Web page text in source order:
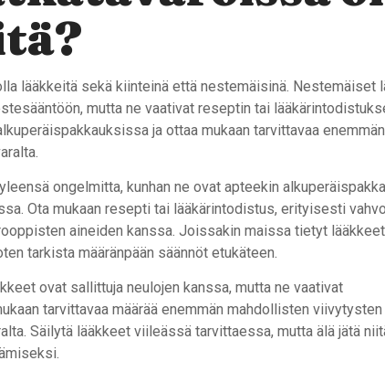
lääkkeitä sekä kiinteinä että nestemäisinä. Nestemäiset
mutta ne vaativat reseptin tai
ja ottaa mukaan tarvittavaa enemmän
ongelmitta, kunhan ne ovat apteekin
Ota mukaan resepti tai lääkärintodistus, erityisesti
aineiden kanssa. Joissakin maissa tietyt
tarkista määränpään säännöt etukäteen.
ovat sallittuja neulojen kanssa, mutta ne vaativat
tarvittavaa määrää enemmän mahdollisten viivytysten
Säilytä lääkkeet viileässä tarvittaessa, mutta älä jätä